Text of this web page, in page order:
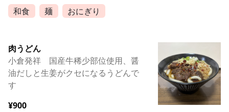
和食 麺 おにぎり
肉うどん
小倉発祥 国産牛稀少部位使用、醤
油だしと生姜がクセになるうどんで
す
¥900